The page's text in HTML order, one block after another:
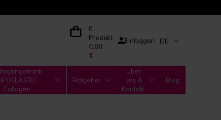
0
Produkt
0,00
€
Einloggen DE
Collagen
Ratgeber
Über
uns &
Kontakt
Blog